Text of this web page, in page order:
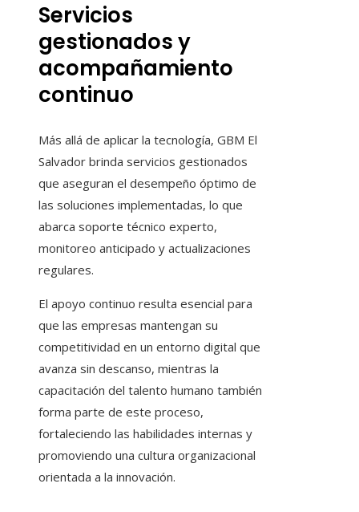
Servicios
gestionados y
acompañamiento
continuo
Más allá de aplicar la tecnología, GBM El
Salvador brinda servicios gestionados
que aseguran el desempeño óptimo de
las soluciones implementadas, lo que
abarca soporte técnico experto,
monitoreo anticipado y actualizaciones
regulares.
El apoyo continuo resulta esencial para
que las empresas mantengan su
competitividad en un entorno digital que
avanza sin descanso, mientras la
capacitación del talento humano también
forma parte de este proceso,
fortaleciendo las habilidades internas y
promoviendo una cultura organizacional
orientada a la innovación.